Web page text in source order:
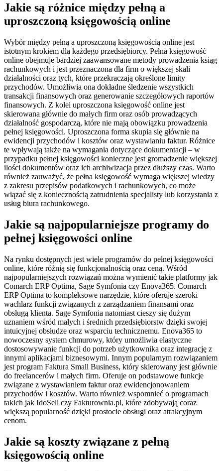
Jakie są różnice między pełną a
uproszczoną księgowością online
Wybór między pełną a uproszczoną księgowością online jest
istotnym krokiem dla każdego przedsiębiorcy. Pełna księgowość
online obejmuje bardziej zaawansowane metody prowadzenia ksiąg
rachunkowych i jest przeznaczona dla firm o większej skali
działalności oraz tych, które przekraczają określone limity
przychodów. Umożliwia ona dokładne śledzenie wszystkich
transakcji finansowych oraz generowanie szczegółowych raportów
finansowych. Z kolei uproszczona księgowość online jest
skierowana głównie do małych firm oraz osób prowadzących
działalność gospodarczą, które nie mają obowiązku prowadzenia
pełnej księgowości. Uproszczona forma skupia się głównie na
ewidencji przychodów i kosztów oraz wystawianiu faktur. Różnice
te wpływają także na wymagania dotyczące dokumentacji – w
przypadku pełnej księgowości konieczne jest gromadzenie większej
ilości dokumentów oraz ich archiwizacja przez dłuższy czas. Warto
również zauważyć, że pełna księgowość wymaga większej wiedzy
z zakresu przepisów podatkowych i rachunkowych, co może
wiązać się z koniecznością zatrudnienia specjalisty lub korzystania z
usług biura rachunkowego.
Jakie są najpopularniejsze programy do
pełnej księgowości online
Na rynku dostępnych jest wiele programów do pełnej księgowości
online, które różnią się funkcjonalnością oraz ceną. Wśród
najpopularniejszych rozwiązań można wymienić takie platformy jak
Comarch ERP Optima, Sage Symfonia czy Enova365. Comarch
ERP Optima to kompleksowe narzędzie, które oferuje szeroki
wachlarz funkcji związanych z zarządzaniem finansami oraz
obsługą klienta. Sage Symfonia natomiast cieszy się dużym
uznaniem wśród małych i średnich przedsiębiorstw dzięki swojej
intuicyjnej obsłudze oraz wsparciu technicznemu. Enova365 to
nowoczesny system chmurowy, który umożliwia elastyczne
dostosowywanie funkcji do potrzeb użytkownika oraz integrację z
innymi aplikacjami biznesowymi. Innym popularnym rozwiązaniem
jest program Faktura Small Business, który skierowany jest głównie
do freelancerów i małych firm. Oferuje on podstawowe funkcje
związane z wystawianiem faktur oraz ewidencjonowaniem
przychodów i kosztów. Warto również wspomnieć o programach
takich jak IdoSell czy Fakturownia.pl, które zdobywają coraz
większą popularność dzięki prostocie obsługi oraz atrakcyjnym
cenom.
Jakie są koszty związane z pełną
księgowością online